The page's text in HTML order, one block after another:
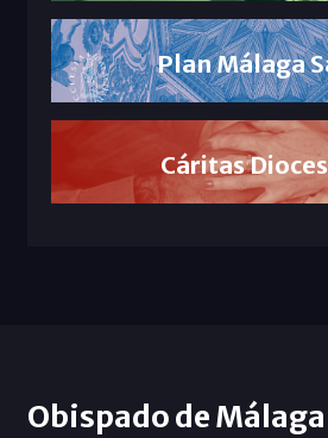
Plan Málaga
Cáritas
Obispado de Málaga